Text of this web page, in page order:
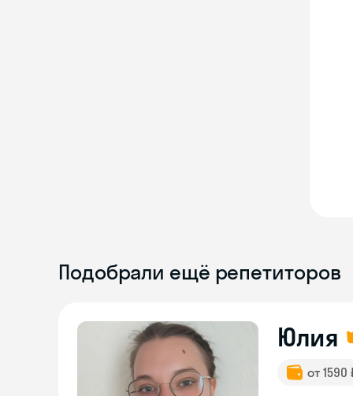
Подобрали ещё репетиторов
Юлия
от